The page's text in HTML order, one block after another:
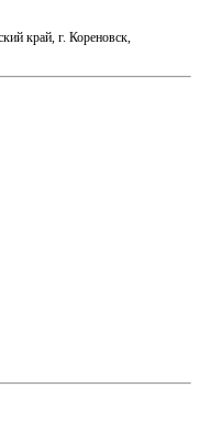
край, г. Кореновск,